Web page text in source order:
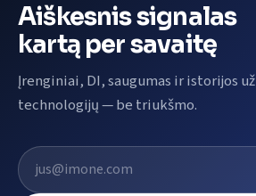
Aiškesnis signalas
kartą per savaitę
Įrenginiai, DI, saugumas ir istorijos už
technologijų — be triukšmo.
El. pašto adresas